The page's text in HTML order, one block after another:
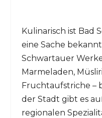
Kulinarisch ist Bad
eine Sache
Schwartauer
Marmeladen,
Fruchtaufstriche –
der Stadt gibt es
regionalen